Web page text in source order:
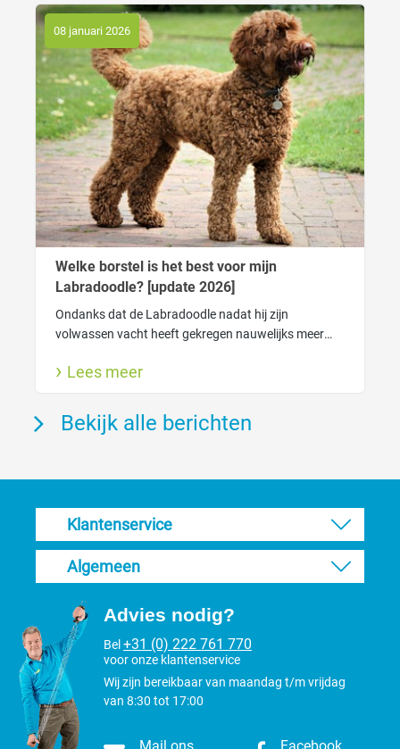
08 januari 2026
Welke borstel is het best voor mijn
Labradoodle? [update 2026]
Ondanks dat de Labradoodle nadat hij zijn
volwassen vacht heeft gekregen nauwelijks meer
nodig. Zo houdt je de vacht gezond.
Lees meer
Bekijk alle berichten
Klantenservice
Algemeen
Advies nodig?
Bel +31 (0) 222 761 770
voor onze klantenservice
Wij zijn bereikbaar van maandag t/m vrijdag
van 8:30 tot 17:00
Mail ons Facebook